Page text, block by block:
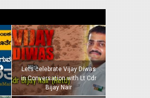
Lets celebrate Vijay Diwas
in Conversation with Lt Cdr
Bijay Nair